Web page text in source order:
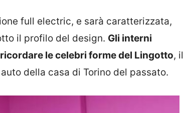
full electric, e sarà caratterizzata,
il profilo del design. Gli interni
le celebri forme del Lingotto, il
della casa di Torino del passato.